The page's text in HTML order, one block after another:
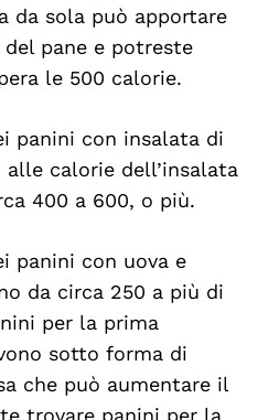
da sola può apportare
pane e potreste
le 500 calorie.
panini con insalata di
calorie dell’insalata
400 a 600, o più.
panini con uova e
da circa 250 a più di
per la prima
sotto forma di
che può aumentare il
trovare panini per la